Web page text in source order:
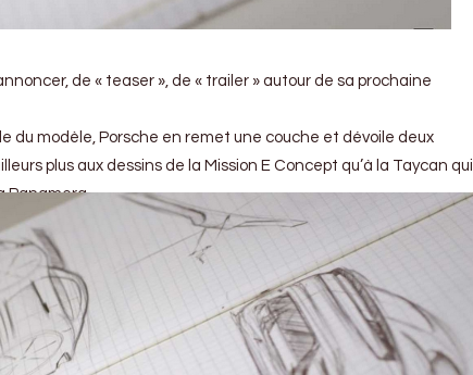
de « teaser », de « trailer » autour de sa prochaine
du modèle, Porsche en remet une couche et dévoile deux
plus aux dessins de la Mission E Concept qu’à la Taycan qui
Panamera.